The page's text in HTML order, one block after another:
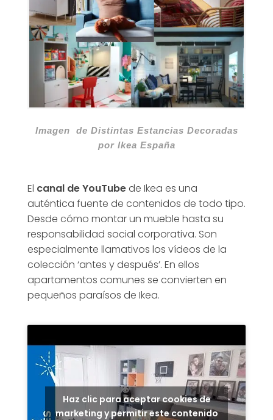
Imagen de Distintas Estancias Decoradas
por Ikea España
El canal de YouTubede Ikea es una
auténtica fuente de contenidos de todo tipo.
Desde cómo montar un mueble hasta su
responsabilidad social corporativa. Son
especialmente llamativos los vídeos de la
colección ‘antes y después’. En ellos
apartamentos comunes se convierten en
pequeños paraísos de Ikea.
Haz clic para aceptar cookies de
marketing y permitir este contenido